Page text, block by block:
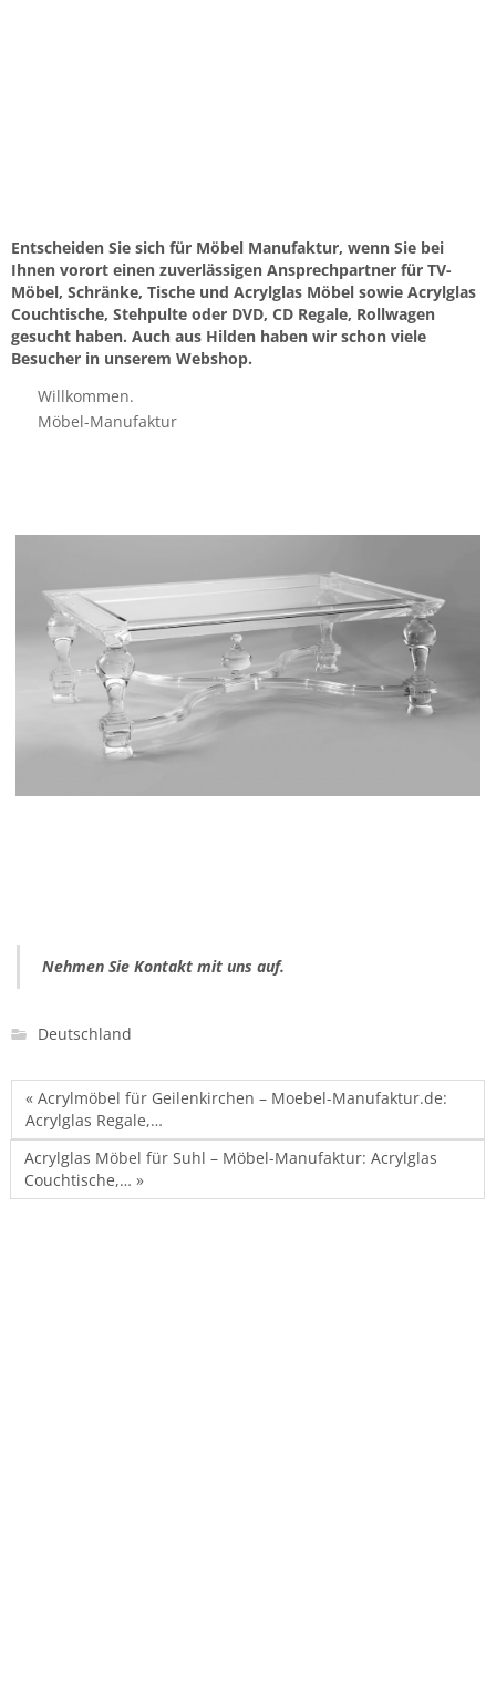
Entscheiden Sie sich für Möbel Manufaktur, wenn Sie bei
Ihnen vorort einen zuverlässigen Ansprechpartner für TV-
Möbel, Schränke, Tische und Acrylglas Möbel sowie Acrylglas
Couchtische, Stehpulte oder DVD, CD Regale, Rollwagen
gesucht haben. Auch aus Hilden haben wir schon viele
Besucher in unserem Webshop.
Willkommen.
Möbel-Manufaktur
Nehmen Sie Kontakt mit uns auf.
Deutschland
« Acrylmöbel für Geilenkirchen – Moebel-Manufaktur.de:
Acrylglas Regale,…
Acrylglas Möbel für Suhl – Möbel-Manufaktur: Acrylglas
Couchtische,… »